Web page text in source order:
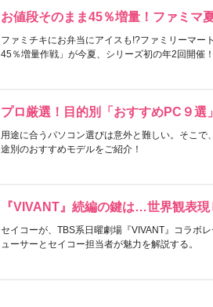
お値段そのまま45％増量！ファミマ
ファミチキにお弁当にアイスも!?ファミリーマー
45％増量作戦」が今夏、シリーズ初の年2回開催！
プロ厳選！目的別「おすすめPC９選
用途に合うパソコン選びは意外と難しい。そこで
途別のおすすめモデルをご紹介！
『VIVANT』続編の鍵は…世界観表
セイコーが、TBS系日曜劇場『VIVANT』コラボ
ューサーとセイコー担当者が魅力を解説する。